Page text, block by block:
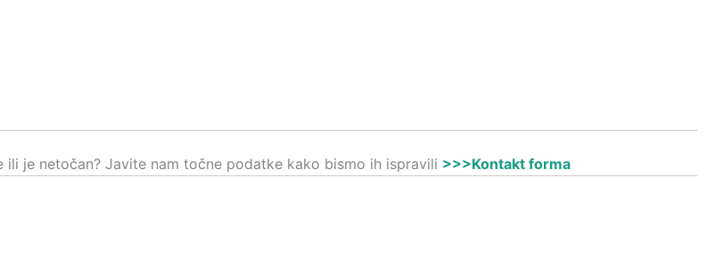
je netočan? Javite nam točne podatke kako bismo ih ispravili >>>Kontakt forma